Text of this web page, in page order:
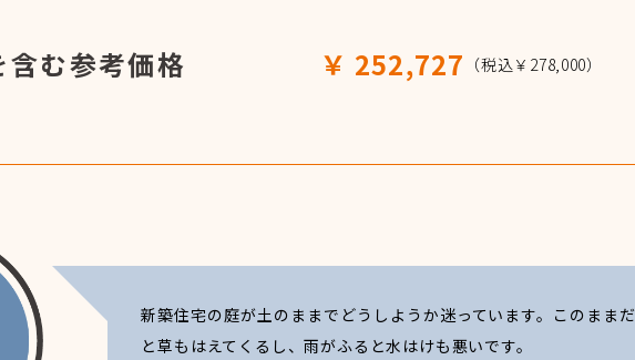
む参考価格 252,727 （税込￥278,000）
新築住宅の庭が土のままでどうしようか迷っています。このままだ
と草もはえてくるし、雨がふると水はけも悪いです。